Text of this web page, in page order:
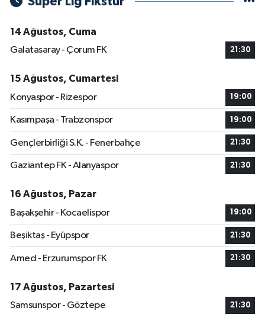
14 Ağustos, Cuma
Galatasaray - Çorum FK
21:30
15 Ağustos, Cumartesi
Konyaspor - Rizespor
19:00
Kasımpaşa - Trabzonspor 19:00
Gençlerbirliği S.K. - Fenerbahçe 21:30
Gaziantep FK - Alanyaspor 21:30
16 Ağustos, Pazar
Başakşehir - Kocaelispor
19:00
Beşiktaş - Eyüpspor 21:30
Amed - Erzurumspor FK 21:30
17 Ağustos, Pazartesi
Samsunspor - Göztepe
21:30